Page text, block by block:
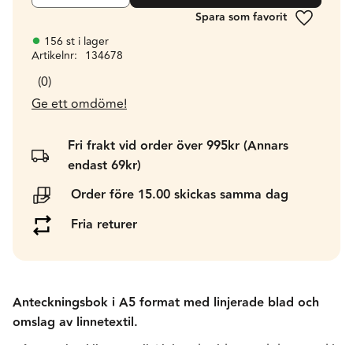
Lägg till
156 st i lager
Artikelnr
134678
0
Ge ett omdöme!
Fri frakt vid order över 995kr (Annars
endast 69kr)
Order före 15.00 skickas samma dag
Fria returer
Anteckningsbok i A5 format med linjerade blad och
omslag av linnetextil.